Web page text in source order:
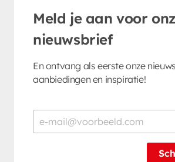
Meld je aan voor
nieuwsbrief
En ontvang als eerste onze
aanbiedingen en inspiratie!